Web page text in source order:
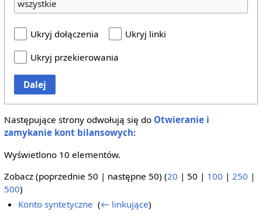
wszystkie
Ukryj dołączenia
Ukryj linki
Ukryj przekierowania
Dalej
Następujące strony odwołują się do Otwieranie i
zamykanie kont bilansowych:
Wyświetlono 10 elementów.
Zobacz (poprzednie 50 | następne 50) (20 | 50 | 100 | 250 |
500)
Konto syntetyczne ‎(← linkujące)